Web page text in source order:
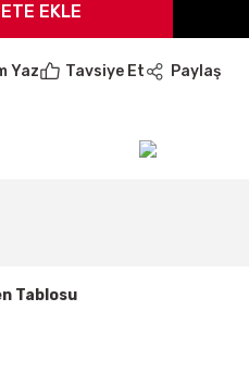
EKLE
Yaz Tavsiye Et Paylaş
Tablosu